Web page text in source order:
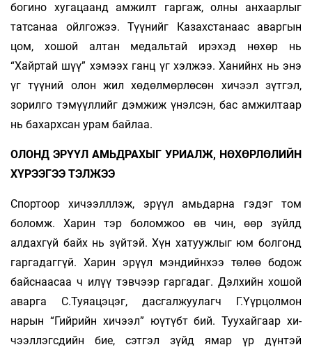
богино хугацаанд амжилт гаргаж, олны анхаарлыг
татсанаа ойлгожээ. Түүнийг Казахстанаас аваргын
цом, хошой алтан медальтай ирэхэд нөхөр нь
“Хайртай шүү” хэмээх ганц үг хэлжээ. Ханийнх нь энэ
үг түүний олон жил хөдөлмөрлөсөн хичээл зүтгэл,
зорилго тэмүүллийг дэмжиж үнэлсэн, бас ам­жилтаар
нь бахархсан урам байлаа.
ОЛОНД ЭРҮҮЛ АМЬДРАХЫГ УРИАЛЖ, НӨХӨРЛӨЛИЙН
ХҮРЭЭГЭЭ ТЭЛЖЭЭ
Спортоор хичээлллэж, эрүүл амьдарна гэдэг том
боломж. Харин тэр боломжоо өв­ чин, өөр зүйлд
алдахгүй байх нь зүйтэй. Хүн ха­туужлыг юм болгонд
гаргадаггүй. Харин эрүүл мэндийнхээ төлөө бодож
байснаасаа ч илүү тэвчээр гаргадаг. Дэлхийн хошой
аварга С.Туяацэцэг, дасгалжуулагч Г.Үүрцолмон
нарын “Гийрийн хичээл” юүтүбт бий. Туухайгаар хи­
чээллэгсдийн бие, сэтгэл зүйд ямар үр дүнтэй